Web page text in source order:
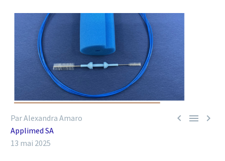
  
Par Alexandra Amaro
Applimed SA
13 mai 2025